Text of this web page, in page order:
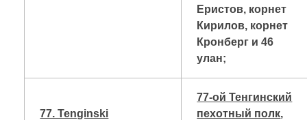
Еристов, корнет
Кирилов, корнет
Кронберг и 46
улан;
77. Tenginski
77-ой Тенгинский
пехотный полк,